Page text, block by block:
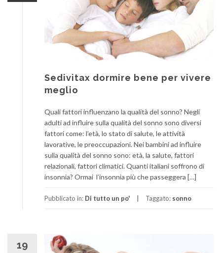
Sedivitax dormire bene per vivere
meglio
Quali fattori influenzano la qualità del sonno? Negli
adulti ad influire sulla qualità del sonno sono diversi
fattori come: l’età, lo stato di salute, le attività
lavorative, le preoccupazioni. Nei bambini ad influire
sulla qualità del sonno sono: età, la salute, fattori
relazionali, fattori climatici. Quanti italiani soffrono di
insonnia? Ormai l’insonnia più che passeggera […]
Pubblicato in: Di tutto un po' Taggato: sonno
19